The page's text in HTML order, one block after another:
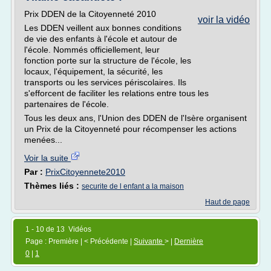
voir la vidéo
Prix DDEN de la Citoyenneté 2010
Les DDEN veillent aux bonnes conditions
de vie des enfants à l'école et autour de
l'école. Nommés officiellement, leur
fonction porte sur la structure de l'école, les
locaux, l'équipement, la sécurité, les
transports ou les services périscolaires. Ils
s'efforcent de faciliter les relations entre tous les
partenaires de l'école.
Tous les deux ans, l'Union des DDEN de l'Isère organisent
un Prix de la Citoyenneté pour récompenser les actions
menées...
Voir la suite
Par : PrixCitoyennete2010
Thèmes liés : securite de l enfant a la maison
Haut de page
1 - 10 de 13 Vidéos
Page : Première | < Précédente | Suivante > |
Dernière
0
1